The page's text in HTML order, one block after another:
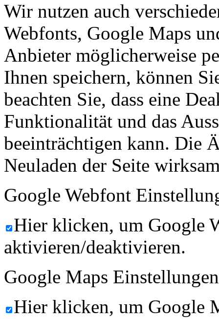
Wir nutzen auch
Webfonts, Google Maps
Anbieter möglicherweise
Ihnen speichern, können
beachten Sie, dass eine
Funktionalität und das
beeinträchtigen kann. Die
Neuladen der Seite
Google Webfont
Hier klicken, um Google
aktivieren/deaktivieren.
Google Maps
Hier klicken, um Google